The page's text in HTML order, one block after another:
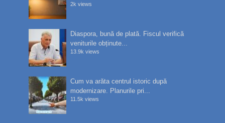
2k views
Diaspora, bună de plată. Fiscul verifică
veniturile obținute...
13.9k views
Cum va arăta centrul istoric după
modernizare. Planurile pri...
11.5k views